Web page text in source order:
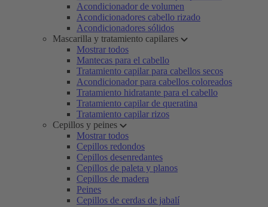
Acondicionador de volumen
Acondicionadores cabello rizado
Acondicionadores sólidos
Mascarilla y tratamiento capilares
Mostrar todos
Mantecas para el cabello
Tratamiento capilar para cabellos secos
Acondicionador para cabellos coloreados
Tratamiento hidratante para el cabello
Tratamiento capilar de queratina
Tratamiento capilar rizos
Cepillos y peines
Mostrar todos
Cepillos redondos
Cepillos desenredantes
Cepillos de paleta y planos
Cepillos de madera
Peines
Cepillos de cerdas de jabalí